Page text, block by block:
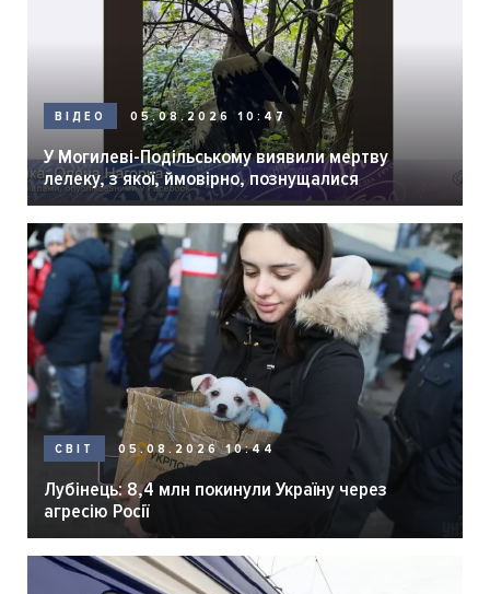
ВІДЕО 05.08.2026 10:47
У Могилеві-Подільському виявили мертву
лелеку, з якої, ймовірно, познущалися
СВІТ 05.08.2026 10:44
Лубінець: 8,4 млн покинули Україну через
агресію Росії